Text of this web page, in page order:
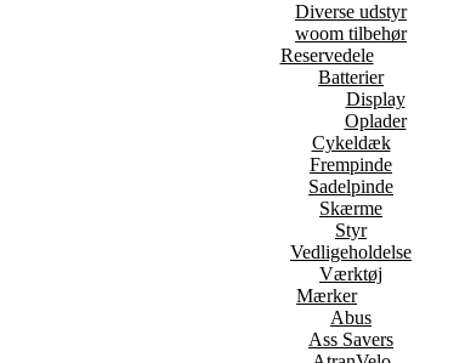
Diverse udstyr
woom tilbehør
Reservedele
Batterier
Display
Oplader
Cykeldæk
Frempinde
Sadelpinde
Skærme
Styr
Vedligeholdelse
Værktøj
Mærker
Abus
Ass Savers